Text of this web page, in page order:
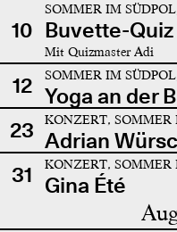
10
SOMMER IM
Buvette-Quiz
Mit Quizmaster Adi
12 SOMMER IM
Yoga an der
23
KONZERT, SOMMER
Adrian
31
KONZERT, SOMMER
Gina Été